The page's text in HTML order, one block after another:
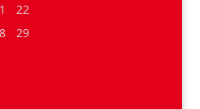
22
29